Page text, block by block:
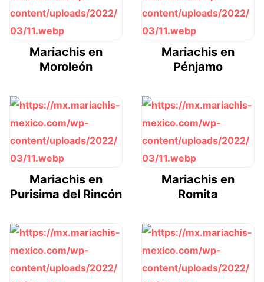
Mariachis en
Moroleón
Mariachis en
Pénjamo
Mariachis en
Purisima del Rincón
Mariachis en
Romita